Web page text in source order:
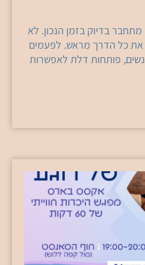
בדיוק בזמן הנכון. לא
את כל הדרך מראש. לפעמים
פותחות דלת לאפשרות